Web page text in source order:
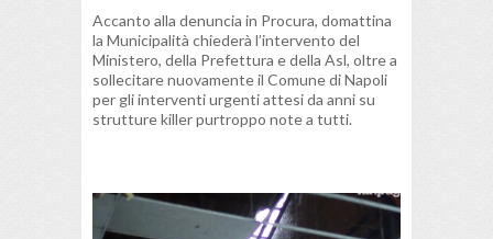
Accanto alla denuncia in Procura, domattina
la Municipalità chiederà l’intervento del
Ministero, della Prefettura e della Asl, oltre a
sollecitare nuovamente il Comune di Napoli
per gli interventi urgenti attesi da anni su
strutture killer purtroppo note a tutti.